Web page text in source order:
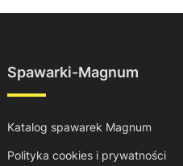
Spawarki-Magnum
Katalog spawarek Magnum
Polityka cookies i prywatności